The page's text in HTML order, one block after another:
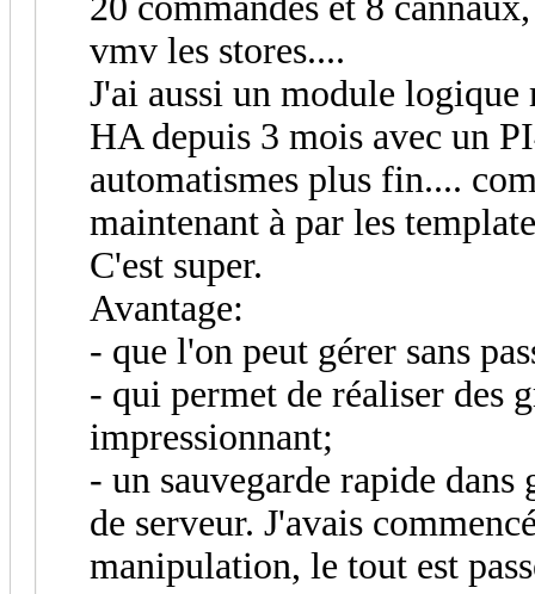
vmv les stores....
J'ai aussi un module
HA depuis 3 mois avec un
automatismes plus fin....
maintenant à par les
C'est super.
Avantage:
- que l'on peut gérer sans
- qui permet de réaliser des
impressionnant;
- un sauvegarde rapide
de serveur. J'avais
manipulation, le tout est